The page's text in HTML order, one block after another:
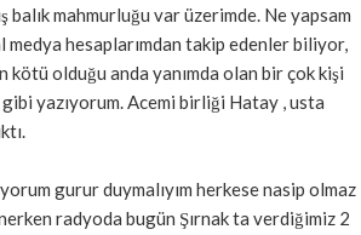
balık mahmurluğu var üzerimde. Ne yapsam
medya hesaplarımdan takip edenler biliyor,
kötü olduğu anda yanımda olan bir çok kişi
yazıyorum. Acemi birliği Hatay , usta
gurur duymalıyım herkese nasip olmaz
radyoda bugün Şırnak ta verdiğimiz 2